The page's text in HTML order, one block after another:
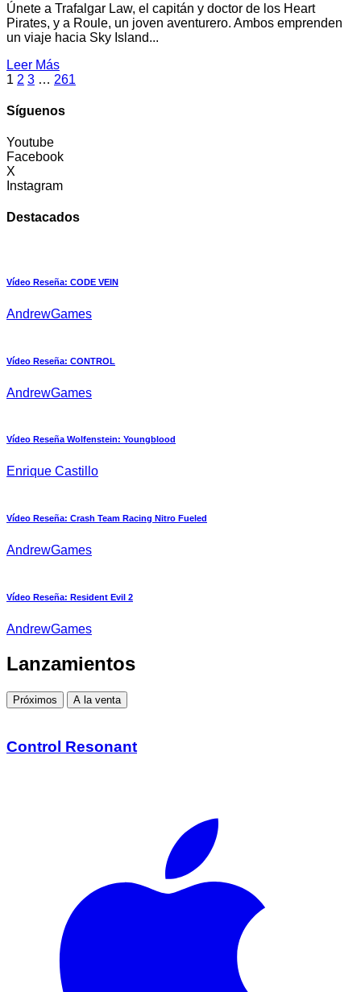
Únete a Trafalgar Law, el capitán y doctor de los Heart
Pirates, y a Roule, un joven aventurero. Ambos emprenden
un viaje hacia Sky Island...
Leer Más
1 2 3 … 261
Síguenos
Youtube
Facebook
X
Instagram
Destacados
Vídeo Reseña: CODE VEIN
AndrewGames
Vídeo Reseña: CONTROL
AndrewGames
Vídeo Reseña Wolfenstein: Youngblood
Enrique Castillo
Vídeo Reseña: Crash Team Racing Nitro Fueled
AndrewGames
Vídeo Reseña: Resident Evil 2
AndrewGames
Lanzamientos
Próximos A la venta
Control Resonant